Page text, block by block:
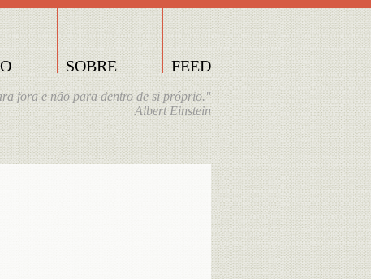
FEED
SOBRE
fora e não para dentro de si próprio."
Albert Einstein